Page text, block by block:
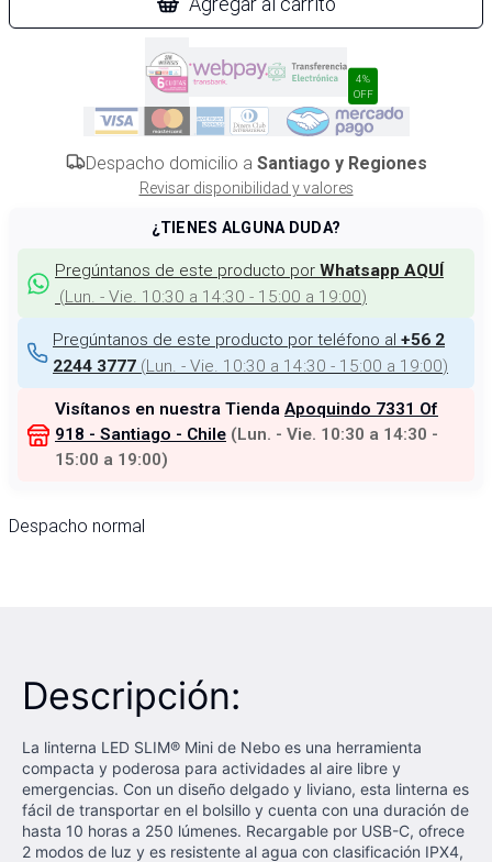
4%
OFF
Despacho domicilio a Santiago y Regiones
Revisar disponibilidad y valores
¿TIENES ALGUNA DUDA?
Pregúntanos de este producto por Whatsapp AQUÍ
(Lun. - Vie. 10:30 a 14:30 - 15:00 a 19:00)
Pregúntanos de este producto por teléfono al +56 2
2244 3777 (Lun. - Vie. 10:30 a 14:30 - 15:00 a 19:00)
Visítanos en nuestra Tienda Apoquindo 7331 Of
918 - Santiago - Chile (Lun. - Vie. 10:30 a 14:30 -
15:00 a 19:00)
Despacho normal
Descripción:
La linterna LED SLIM® Mini de Nebo es una herramienta
compacta y poderosa para actividades al aire libre y
emergencias. Con un diseño delgado y liviano, esta linterna es
fácil de transportar en el bolsillo y cuenta con una duración de
hasta 10 horas a 250 lúmenes. Recargable por USB-C, ofrece
2 modos de luz y es resistente al agua con clasificación IPX4,